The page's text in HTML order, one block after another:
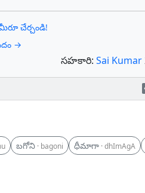
చేర్చండి!
→
సహకారి: Sai Kumar
బగోని · bagoni ధీమాగా · dhImAgA